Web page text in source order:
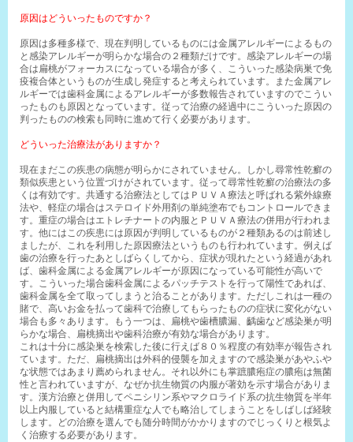
原因はどういったものですか？
原因は多種多様で、現在判明しているものには金属アレルギーによるもの
と感染アレルギーが明らかな場合の２種類だけです。感染アレルギーの場
合は扁桃がフォーカスになっている場合が多く、こういった感染病巣で免
疫複合体というものが生成し発症すると考えられています。また金属アレ
ルギーでは歯科金属によるアレルギーが多数報告されていますのでこうい
ったものも原因となっています。従って治療の経過中にこういった原因の
判ったものの検索も同時に進めて行く必要があります。
どういった治療法がありますか？
現在まだこの疾患の病態が明らかにされていません。しかし尋常性乾癬の
類似疾患という位置づけがされています。従って尋常性乾癬の治療法の多
くは有効です。共通する治療法としてはＰＵＶＡ療法と呼ばれる紫外線療
法や、軽症の場合はステロイド外用剤の単純塗布でもコントロールできま
す。重症の場合はエトレチナートの内服とＰＵＶＡ療法の併用が行われま
す。他にはこの疾患には原因が判明しているものが２種類あるのは前述し
ましたが、これを利用した原因療法というものも行われています。例えば
歯の治療を行ったあとしばらくしてから、症状が現れたという経過があれ
ば、歯科金属による金属アレルギーが原因になっている可能性が高いで
す。こういった場合歯科金属によるパッチテストを行って陽性であれば、
歯科金属を全て取ってしまうと治ることがあります。ただしこれは一種の
賭で、高いお金を払って歯科で治療してもらったものの症状に変化がない
場合も多々あります。もう一つは、扁桃や歯槽膿漏、齲歯など感染巣が明
らかな場合、扁桃摘出や歯科治療が有効な場合があります。
これは十分に感染巣を検索した後に行えば８０％程度の有効率が報告され
ています。ただ、扁桃摘出は外科的侵襲を加えますので感染巣があやふや
な状態ではあまり薦められません。それ以外にも掌蹠膿疱症の膿疱は無菌
性と言われていますが、なぜか抗生物質の内服が著効を示す場合がありま
す。漢方治療と併用してペニシリン系やマクロライド系の抗生物質を半年
以上内服していると結構重症な人でも略治してしまうことをしばしば経験
します。どの治療を選んでも随分時間がかかりますのでじっくりと根気よ
く治療する必要があります。